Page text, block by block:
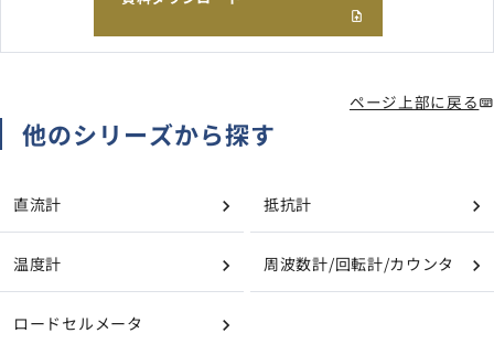
ページ上部に戻る
他のシリーズから探す
直流計 抵抗計
温度計 周波数計/回転計/カウンタ
ロードセルメータ